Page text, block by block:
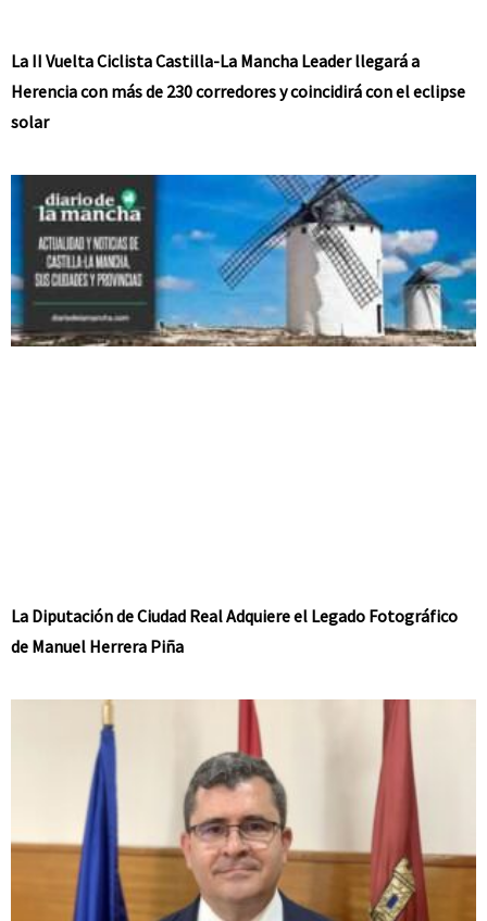
La II Vuelta Ciclista Castilla-La Mancha Leader llegará a
Herencia con más de 230 corredores y coincidirá con el eclipse
solar
La Diputación de Ciudad Real Adquiere el Legado Fotográfico
de Manuel Herrera Piña